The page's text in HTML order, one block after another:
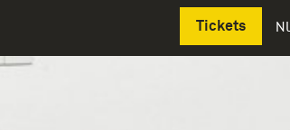
Tickets NL
Deutsch